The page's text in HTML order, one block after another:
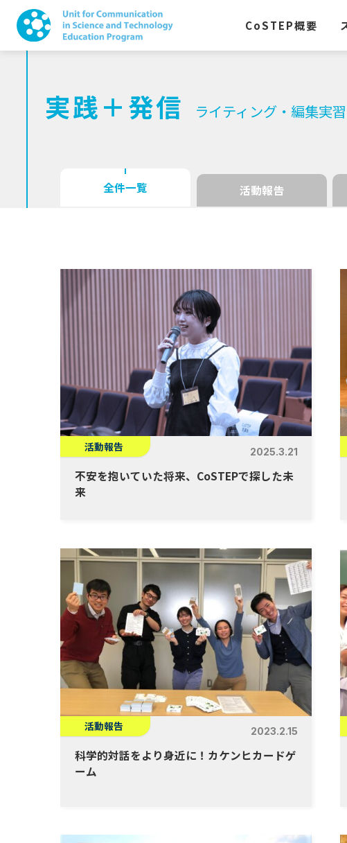
CoSTEP概要
実践＋発信 ライティング・編集実習
全件一覧 活動報告
活動報告 2025.3.21
不安を抱いていた将来、CoSTEPで探した未
来
活動報告 2023.2.15
科学的対話をより身近に！カケンヒカードゲ
ーム